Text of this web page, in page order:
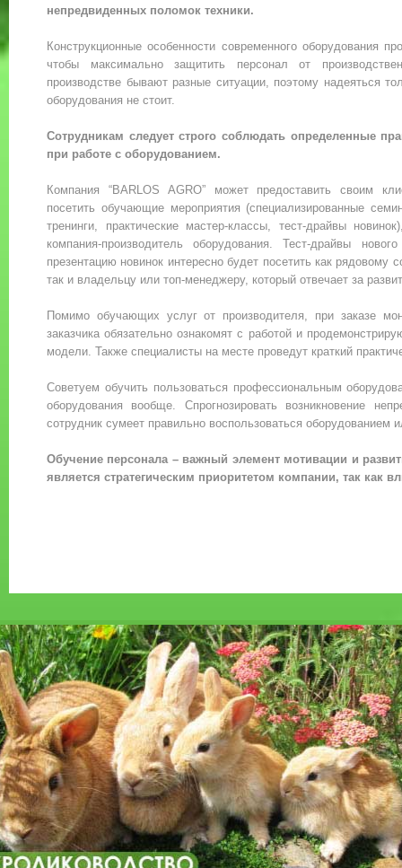
непредвиденных поломок техники.
Конструкционные особенности современного оборудования
чтобы максимально защитить персонал от
производстве бывают разные ситуации, поэтому надеяться
оборудования не стоит.
Сотрудникам следует строго соблюдать определенные
при работе с оборудованием.
Компания “BARLOS AGRO” может предоставить своим
посетить обучающие мероприятия (специализированные
тренинги, практические мастер-классы, тест-драйвы
компания-производитель оборудования. Тест-драйвы
презентацию новинок интересно будет посетить как рядовому
так и владельцу или топ-менеджеру, который отвечает за
Помимо обучающих услуг от производителя, при заказе
заказчика обязательно ознакомят с работой и
модели. Также специалисты на месте проведут краткий
Советуем обучить пользоваться профессиональным
оборудования вообще. Спрогнозировать возникновение
сотрудник сумеет правильно воспользоваться оборудованием
Обучение персонала – важный элемент мотивации и
является стратегическим приоритетом компании, так как